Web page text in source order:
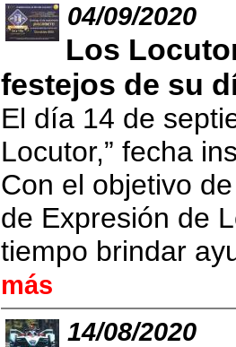
04/09/2020
Los
festejos de su
El día 14 de
Locutor,” fecha
Con el objetivo
de Expresión de
tiempo brindar
más
14/08/2020